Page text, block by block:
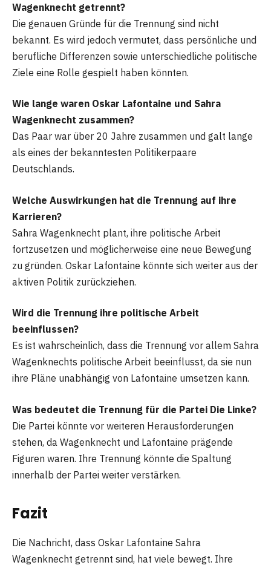
Wagenknecht getrennt?
Die genauen Gründe für die Trennung sind nicht
bekannt. Es wird jedoch vermutet, dass persönliche und
berufliche Differenzen sowie unterschiedliche politische
Ziele eine Rolle gespielt haben könnten.
Wie lange waren Oskar Lafontaine und Sahra
Wagenknecht zusammen?
Das Paar war über 20 Jahre zusammen und galt lange
als eines der bekanntesten Politikerpaare
Deutschlands.
Welche Auswirkungen hat die Trennung auf ihre
Karrieren?
Sahra Wagenknecht plant, ihre politische Arbeit
fortzusetzen und möglicherweise eine neue Bewegung
zu gründen. Oskar Lafontaine könnte sich weiter aus der
aktiven Politik zurückziehen.
Wird die Trennung ihre politische Arbeit
beeinflussen?
Es ist wahrscheinlich, dass die Trennung vor allem Sahra
Wagenknechts politische Arbeit beeinflusst, da sie nun
ihre Pläne unabhängig von Lafontaine umsetzen kann.
Was bedeutet die Trennung für die Partei Die Linke?
Die Partei könnte vor weiteren Herausforderungen
stehen, da Wagenknecht und Lafontaine prägende
Figuren waren. Ihre Trennung könnte die Spaltung
innerhalb der Partei weiter verstärken.
Fazit
Die Nachricht, dass Oskar Lafontaine Sahra
Wagenknecht getrennt sind, hat viele bewegt. Ihre